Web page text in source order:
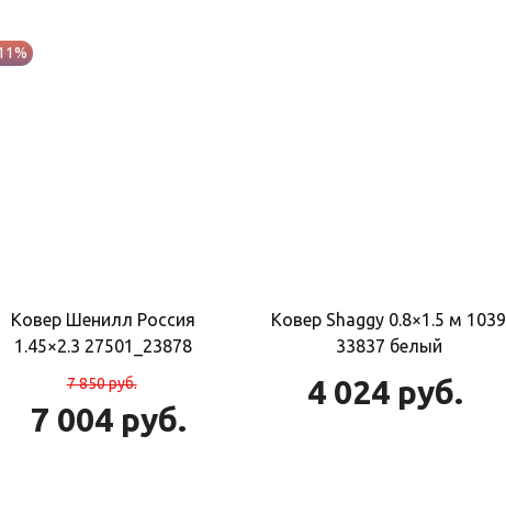
Ковер Шенилл Россия
1.45×2.3 27501_23878
7 850руб.
7 004 руб.
Ковер Shaggy 0.8×1.5 м 1039
33837 белый
4 024 руб.